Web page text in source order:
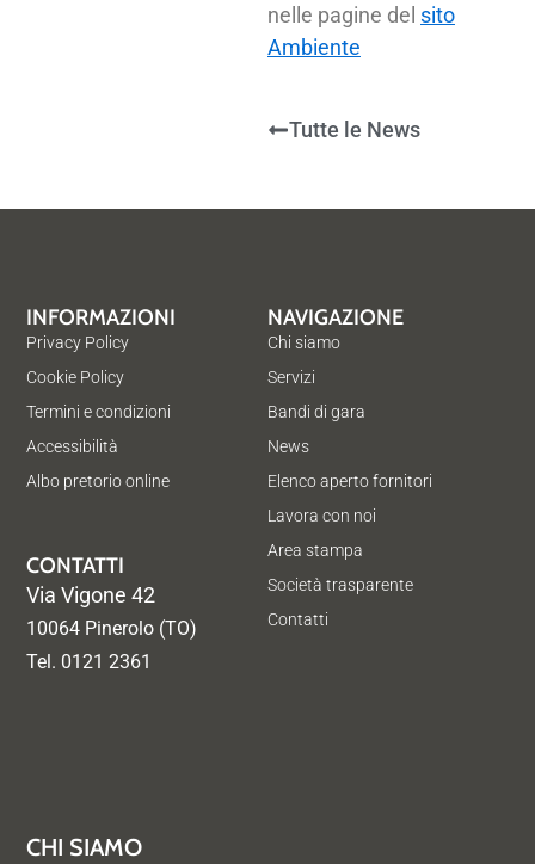
nelle pagine del sito
Ambiente
Tutte le News
CHI SIAMO
NAVIGAZIONE
Chi siamo
Servizi
Bandi di gara
News
Elenco aperto fornitori
Lavora con noi
Area stampa
Società trasparente
Contatti
INFORMAZIONI
Privacy Policy
Cookie Policy
Termini e condizioni
Accessibilità
Albo pretorio online
CONTATTI
Via Vigone 42
10064 Pinerolo (TO)
Tel. 0121 2361